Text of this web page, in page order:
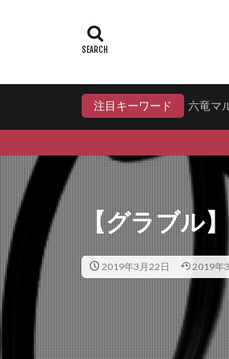
注目キーワード 六竜マ
【グラブル
2019年3月22日 2019年